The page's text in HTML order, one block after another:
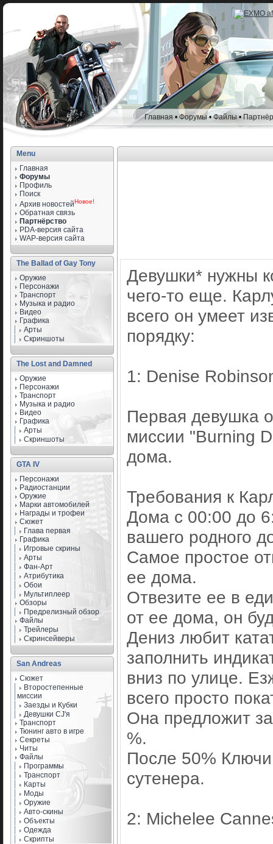
Главная • Форумы•Файлы•
Menu
Главная
Форумы
Профиль
Поиск
Архив новостейНовое!
Обратная связь
Партнёрство
PDA-версия сайта
WAP-версия сайта
The Ballad of Gay Tony
Оружие
Персонажи
Транспорт
Музыка и радио
Видео
Графика
Арты
Скриншоты
The Lost and Damned
Оружие
Персонажи
Транспорт
Музыка и радио
Видео
Графика
Арты
Скриншоты
GTA IV
Персонажи
Радиостанции
Оружие
Марки автомобилей
Награды и трофеи
Сюжет
Глава первая
Графика
Игровые скрины
Арты
Фан-Арт
Атрибутика
Обои
Мультиплеер
Обзоры
Предрелизный обзор
Файлы
Трейлеры
Скринсейверы
San Andreas
Сюжет
Второстепенные
миссии
Заезды и Кубки
Девушки CJ'я
Транспорт
Тюнинг авто в игре
Секреты
Читы
Файлы
Программы
Транспорт
Карты
Моды
Оружие
Авто-скины
Объекты
Одежда
Скрипты
Девушки* нужны
чего-то еще.
всего он умеет
порядку:
1: Denise
Первая девушка
миссии "Burning
дома.
Требования к
Дома с 00:00 до
вашего родного
Самое простое
ее дома.
Отвезите ее в
от ее дома, он
Дениз любит
заполнить
вниз по улице.
всего просто
Она предложит
%.
После 50%
сутенера.
2: Michelee